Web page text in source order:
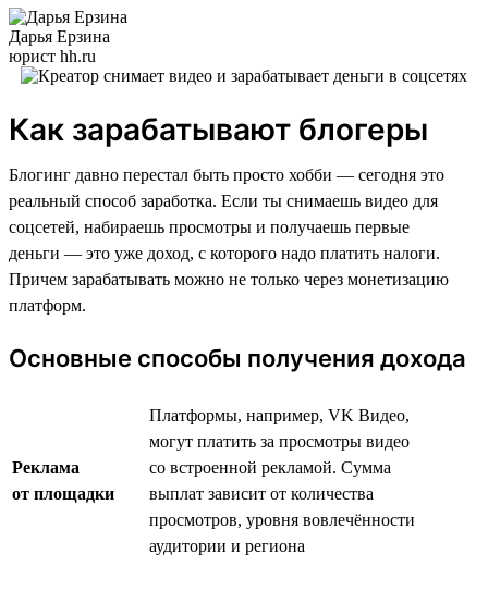
Дарья Ерзина
юрист hh.ru
Как зарабатывают блогеры
Блогинг давно перестал быть просто хобби — сегодня это
реальный способ заработка. Если ты снимаешь видео для
соцсетей, набираешь просмотры и получаешь первые
деньги — это уже доход, с которого надо платить налоги.
Причем зарабатывать можно не только через монетизацию
платформ.
Основные способы получения дохода
Реклама
от площадки
Платформы, например, VK Видео,
могут платить за просмотры видео
со встроенной рекламой. Сумма
выплат зависит от количества
просмотров, уровня вовлечённости
аудитории и региона